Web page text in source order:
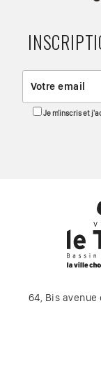
Je m'inscris et
64, Bis avenue